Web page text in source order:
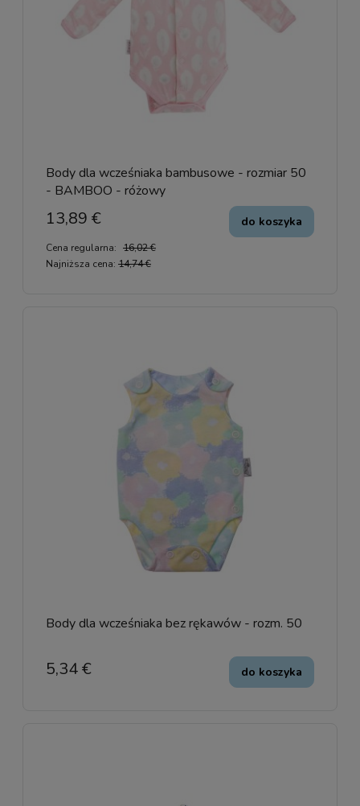
Body dla wcześniaka bambusowe - rozmiar 50
- BAMBOO - różowy
13,89 €
Cena regularna: 16,02 €
Najniższa cena: 14,74 €
do koszyka
Body dla wcześniaka bez rękawów - rozm. 50
5,34 € do koszyka